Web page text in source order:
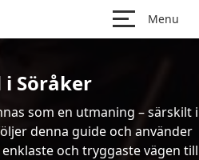
Menu
i Söråker
som en utmaning – särskilt i
denna guide och använder
och tryggaste vägen till